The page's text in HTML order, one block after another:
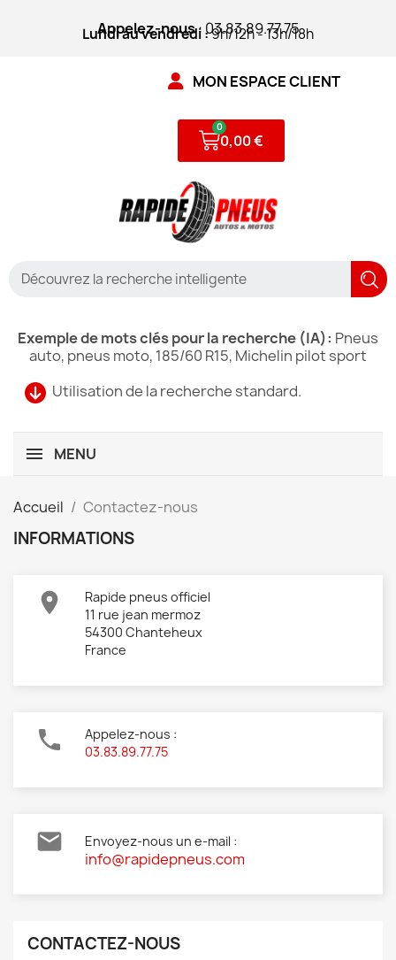
Appelez-nous: 03.83.89.77.75
Lundi au vendredi :9h/12h - 13h/18h
MON ESPACE CLIENT
0,00 €
Utilisation de la recherche standard.
Exemple de mots clés pour la recherche (IA): Pneus
auto, pneus moto, 185/60 R15, Michelin pilot sport
MENU
Accueil Contactez-nous
INFORMATIONS

Rapide pneus officiel
11 rue jean mermoz
54300 Chanteheux
France

Appelez-nous :
03.83.89.77.75
 Envoyez-nous un e-mail :
info@rapidepneus.com
CONTACTEZ-NOUS